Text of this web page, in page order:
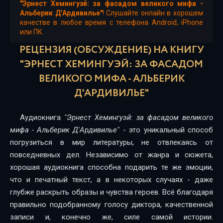
02_02_Основные произведения.
02_03_Некоторые книги Хемингуэя и о Хемигуэе
03_01_Вселенная Хемингуэя. Женщины
03_05_Оскорбления
03_06_Алкогольные напитки
04_01_Проделки и чудачества. Обманы
04_02_Аварии и ранения
04_03_Коты и кошки
"Эрнест Хемингуэй: за фасадом великого мифа -
Альберик Д'Ардивилье"! Слушайте онлайн в хорошем
качестве в любое время с телефона Android, iPhone
или ПК.
РЕЦЕНЗИЯ (ОБСУЖДЕНИЕ) НА КНИГУ
"ЭРНЕСТ ХЕМИНГУЭЙ: ЗА ФАСАДОМ
ВЕЛИКОГО МИФА - АЛЬБЕРИК
Д'АРДИВИЛЬЕ"
Аудиокнига "Эрнест Хемингуэй: за фасадом великого
мифа - Альберик Д'Ардивилье" - это уникальный способ
погрузиться в мир литературы, не отвлекаясь от
повседневных дел. Независимо от жанра и сюжета,
хорошая аудиокнига способна подарить те же эмоции,
что и печатный текст, а в некоторых случаях - даже
глубже раскрыть образы и чувства героев. Всё благодаря
правильно подобранному голосу диктора, качественной
записи и, конечно же, силе самой истории.